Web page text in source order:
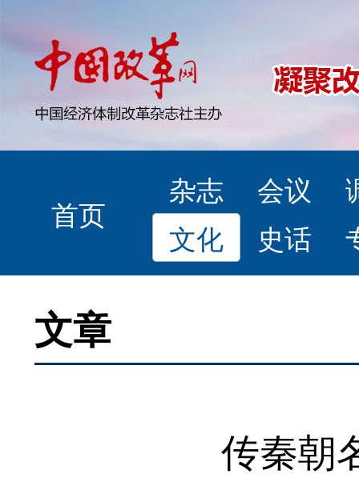
首页
杂志 会议
文化
史话
文章
传秦朝